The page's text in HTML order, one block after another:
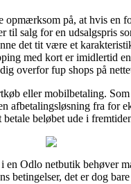
opmærksom på, at hvis en
til salg for en udsalgspris
det tit være et
med kort er imidlertid
overfor fup shops på
eller mobilbetaling. Som
afbetalingsløsning fra for
beløbet ude i
en Odlo netbutik behøver
betingelser, det er dog